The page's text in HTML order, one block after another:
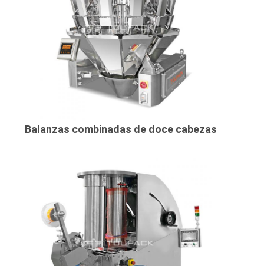
Balanzas combinadas de doce cabezas